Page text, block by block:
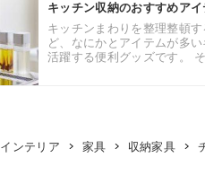
キッチン収納のおすすめア
キッチンまわりを整理整頓
ど、なにかとアイテムが多
活躍する便利グッズです。
インテリア 家具 収納家具